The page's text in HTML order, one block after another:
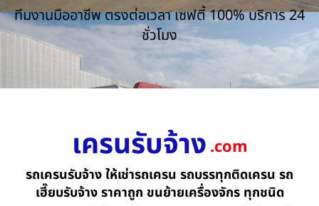
ทีมงานมืออาชีพ ตรงต่อเวลา เซฟตี้ 100% บริการ 24
ชั่วโมง
เครนรับจ้าง .com
รถเครนรับจ้าง ให้เช่ารถเครน รถบรรทุกติดเครน รถ
เฮี๊ยบรับจ้าง ราคาถูก ขนย้ายเครื่องจักร ทุกชนิด